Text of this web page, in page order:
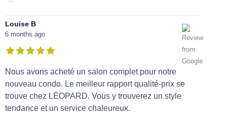
Louise B
6 months ago
Nous avons acheté un salon complet pour notre
nouveau condo. Le meilleur rapport qualité-prix se
trouve chez LÉOPARD. Vous y trouverez un style
tendance et un service chaleureux.